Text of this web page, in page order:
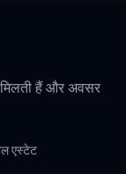
हैं और अवसर
एस्टेट